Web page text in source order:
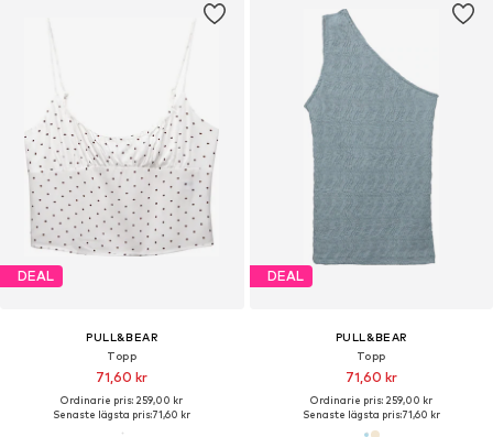
DEAL
PULL&BEAR
Topp
71,60 kr
Ordinarie pris: 259,00 kr
Senaste lägsta pris:71,60 kr
DEAL
PULL&BEAR
Topp
71,60 kr
Ordinarie pris: 259,00 kr
Senaste lägsta pris:71,60 kr